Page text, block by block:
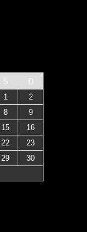
S
D
1
2
8
9
15
16
22
23
29
30